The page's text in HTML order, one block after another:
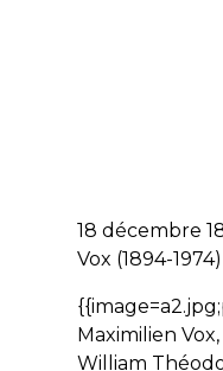
18 décembre
Vox (1894-1974)
Maximilien
William